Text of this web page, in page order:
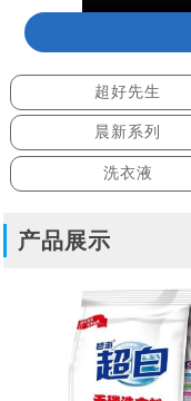
超好先生
晨新系列
洗衣液
产品展示